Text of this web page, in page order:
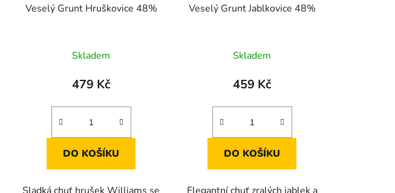
Veselý Grunt Hruškovice 48%
Skladem
479 Kč
DO KOŠÍKU
Sladká chuť hrušek Williams se
Veselý Grunt Jablkovice 48%
Skladem
459 Kč
DO KOŠÍKU
Elegantní chuť zralých jablek a